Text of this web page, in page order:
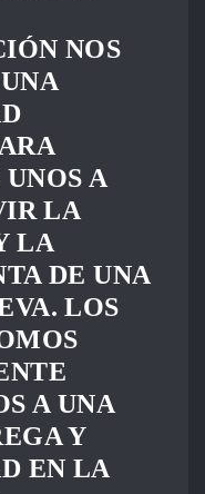
NOS
A
LA
LA
DE UNA
LOS
A UNA
Y
EN LA